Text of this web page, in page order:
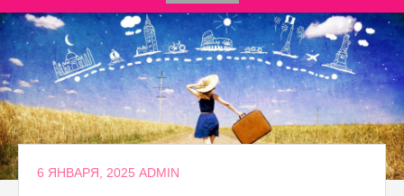
Перейти
к
содержимому
6 ЯНВАРЯ, 2025 ADMIN